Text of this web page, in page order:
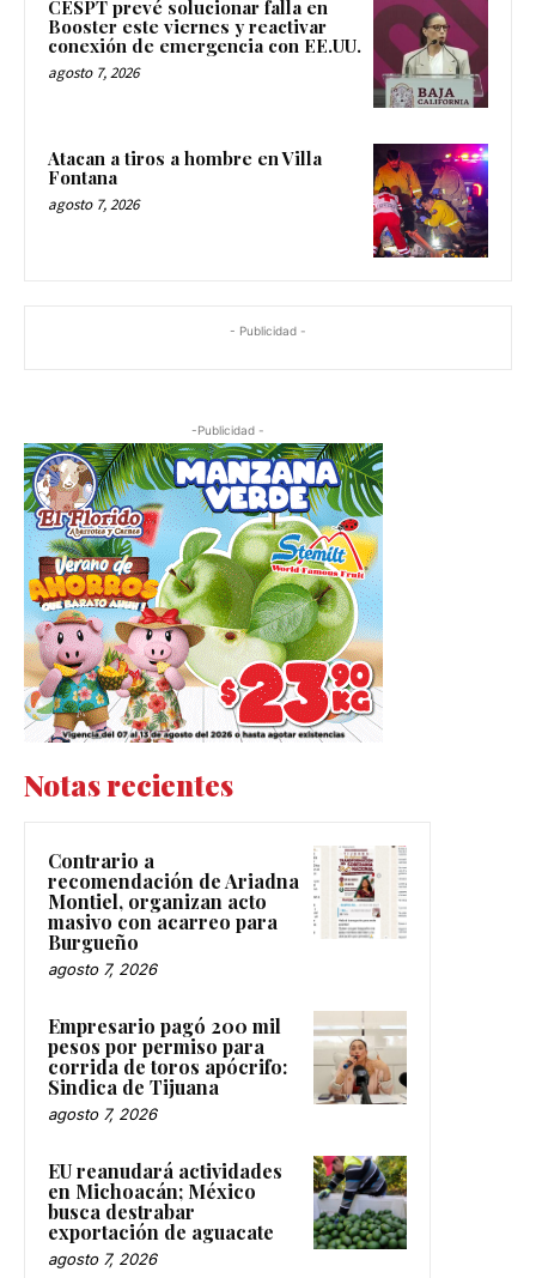
CESPT prevé solucionar falla en
Booster este viernes y reactivar
conexión de emergencia con EE.UU.
agosto 7, 2026
Atacan a tiros a hombre en Villa
Fontana
agosto 7, 2026
- Publicidad -
-Publicidad -
Notas recientes
Contrario a
recomendación de Ariadna
Montiel, organizan acto
masivo con acarreo para
Burgueño
agosto 7, 2026
Empresario pagó 200 mil
pesos por permiso para
corrida de toros apócrifo:
Sindica de Tijuana
agosto 7, 2026
EU reanudará actividades
en Michoacán; México
busca destrabar
exportación de aguacate
agosto 7, 2026